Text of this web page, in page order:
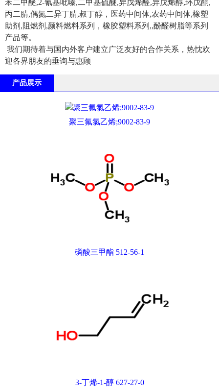
苯二甲醚,2-氰基吡嗪,二甲基硫醚,异戊烯醛,异戊烯醇,环戊酮,
丙二腈,偶氮二异丁腈,叔丁醇，医药中间体,农药中间体,橡塑
助剂,阻燃剂,颜料燃料系列，橡胶塑料系列,,酚醛树脂等系列
产品等。
我们期待着与国内外客户建立广泛友好的合作关系，热忱欢
迎各界朋友的垂询与惠顾
产品展示
聚三氟氯乙烯;9002-83-9
磷酸三甲酯 512-56-1
3-丁烯-1-醇 627-27-0